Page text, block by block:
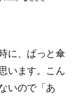
に、ぱっと傘
います。こん
いので「あ